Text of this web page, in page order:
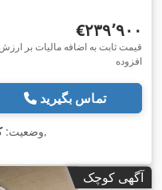
‎€۲۳۹٬۹۰۰
قیمت ثابت به اضافه مالیات بر ارزش
افزوده
تماس بگیرید
وضعیت:,
آگهی کوچک